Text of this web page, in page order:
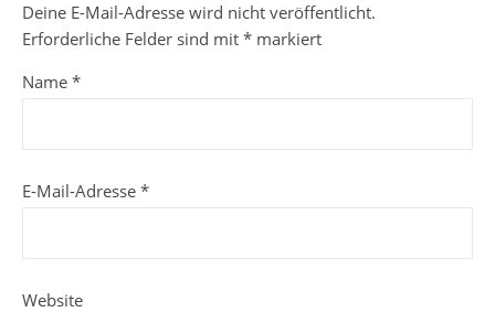
Deine E-Mail-Adresse wird nicht veröffentlicht.
Erforderliche Felder sind mit * markiert
Name *
E-Mail-Adresse *
Website